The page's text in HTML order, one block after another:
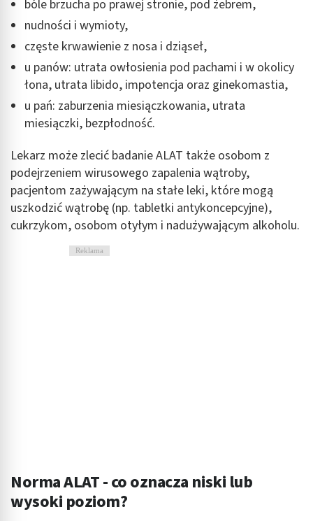
bóle brzucha po prawej stronie, pod żebrem,
nudności i wymioty,
częste krwawienie z nosa i dziąseł,
u panów: utrata owłosienia pod pachami i w okolicy
łona, utrata libido, impotencja oraz ginekomastia,
u pań: zaburzenia miesiączkowania, utrata
miesiączki, bezpłodność.
Lekarz może zlecić badanie ALAT także osobom z
podejrzeniem wirusowego zapalenia wątroby,
pacjentom zażywającym na stałe leki, które mogą
uszkodzić wątrobę (np. tabletki antykoncepcyjne),
cukrzykom, osobom otyłym i nadużywającym alkoholu.
Reklama
Norma ALAT - co oznacza niski lub
wysoki poziom?